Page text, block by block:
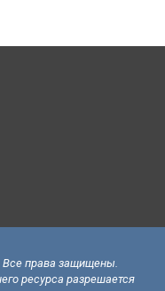
Все права защищены.
ресурса разрешается